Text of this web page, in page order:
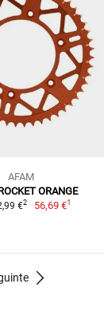
AFAM
ORANGE
€2 56,69 €1